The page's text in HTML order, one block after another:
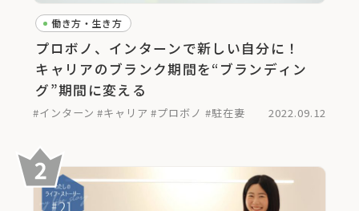
働き方・生き方
プロボノ、インターンで新しい自分に！
キャリアのブランク期間を“ブランディン
グ”期間に変える
#インターン #キャリア #プロボノ #駐在妻 2022.09.12